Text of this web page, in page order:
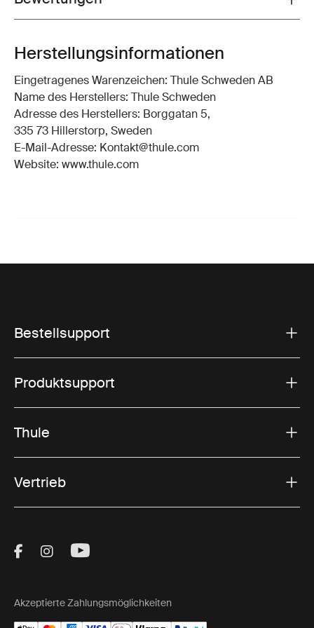
Toggle overview
Herstellungsinformationen
Eingetragenes Warenzeichen: Thule Schweden AB
Name des Herstellers: Thule Schweden
Adresse des Herstellers: Borggatan 5,
335 73 Hillerstorp, Sweden
E-Mail-Adresse: Kontakt@thule.com
Website: www.thule.com
Bestellsupport
Produktsupport
Thule
Vertrieb
Visit Thule on Facebook (external link)
Visit Thule on Instagram (external link)
Visit Thule on Youtube (external
Akzeptierte Zahlungsmöglichkeiten